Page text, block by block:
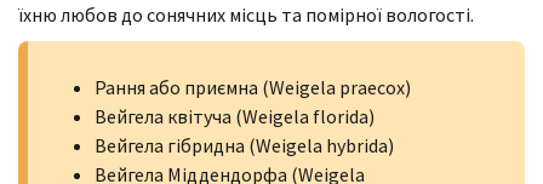
їхню любов до сонячних місць та помірної вологості.
Рання або приємна (Weigela praecox)
Вейгела квітуча (Weigela florida)
Вейгела гібридна (Weigela hybrida)
Вейгела Міддендорфа (Weigela